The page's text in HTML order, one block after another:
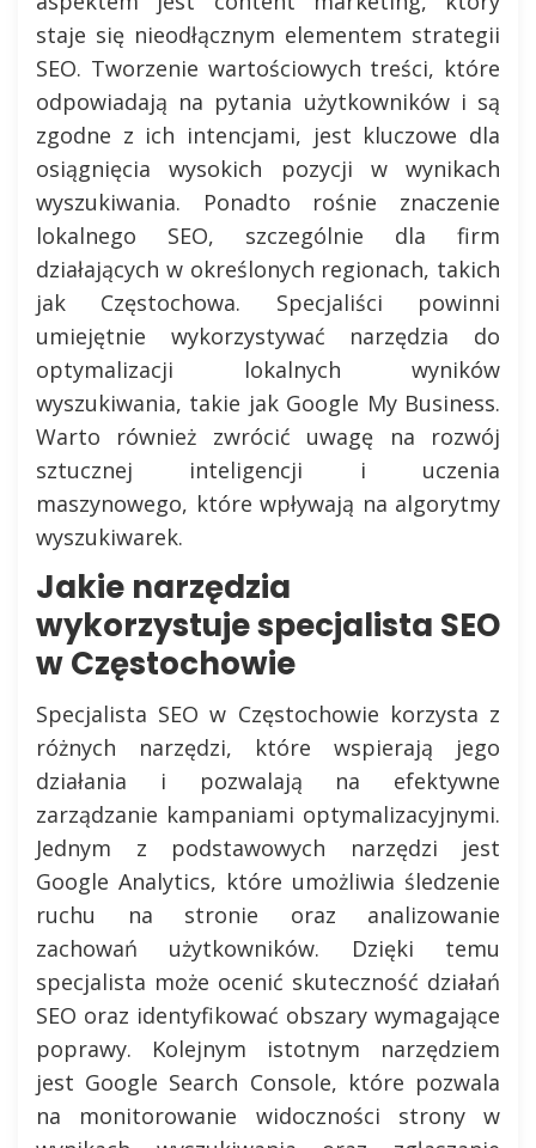
staje się nieodłącznym elementem strategii
SEO. Tworzenie wartościowych treści, które
odpowiadają na pytania użytkowników i są
zgodne z ich intencjami, jest kluczowe dla
osiągnięcia wysokich pozycji w wynikach
wyszukiwania. Ponadto rośnie znaczenie
lokalnego SEO, szczególnie dla firm
działających w określonych regionach, takich
jak Częstochowa. Specjaliści powinni
umiejętnie wykorzystywać narzędzia do
optymalizacji lokalnych wyników
wyszukiwania, takie jak Google My Business.
Warto również zwrócić uwagę na rozwój
sztucznej inteligencji i uczenia
maszynowego, które wpływają na algorytmy
wyszukiwarek.
Jakie narzędzia
wykorzystuje specjalista SEO
w Częstochowie
Specjalista SEO w Częstochowie korzysta z
różnych narzędzi, które wspierają jego
działania i pozwalają na efektywne
zarządzanie kampaniami optymalizacyjnymi.
Jednym z podstawowych narzędzi jest
Google Analytics, które umożliwia śledzenie
ruchu na stronie oraz analizowanie
zachowań użytkowników. Dzięki temu
specjalista może ocenić skuteczność działań
SEO oraz identyfikować obszary wymagające
poprawy. Kolejnym istotnym narzędziem
jest Google Search Console, które pozwala
na monitorowanie widoczności strony w